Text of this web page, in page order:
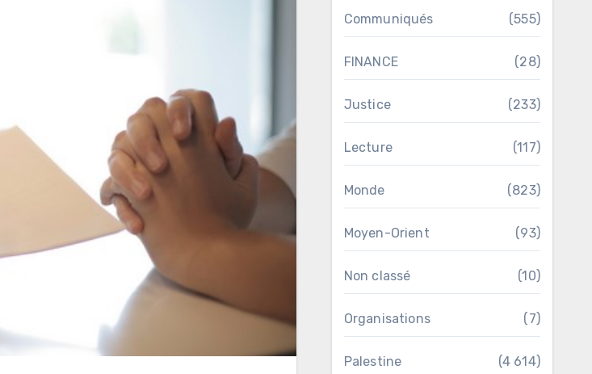
Communiqués (555)
FINANCE (28)
Justice (233)
Lecture (117)
Monde (823)
Moyen-Orient (93)
Non classé (10)
Organisations (7)
Palestine (4 614)